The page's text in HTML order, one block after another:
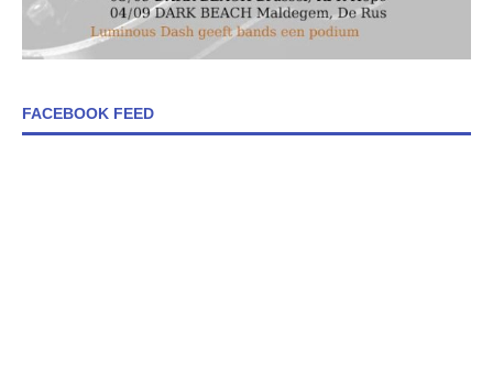
FACEBOOK FEED